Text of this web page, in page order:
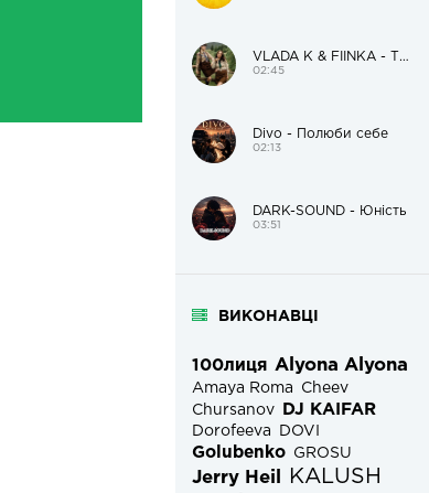
VLADA K & FIÏNKA - Там, де музика
02:45
Divo - Полюби себе
02:13
DARK-SOUND - Юність
03:51
ВИКОНАВЦІ
100лиця Alyona Alyona
Amaya Roma
Cheev
Chursanov
DJ KAIFAR
Dorofeeva DOVI
Golubenko GROSU
Jerry Heil KALUSH